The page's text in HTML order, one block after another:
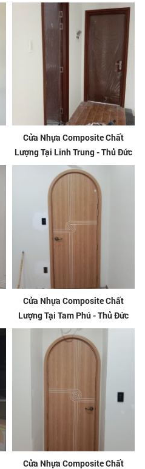
Cửa Nhựa Composite Chất
Lượng Tại Linh Trung - Thủ Đức
Cửa Nhựa Composite Chất
Lượng Tại Tam Phú - Thủ Đức
Cửa Nhựa Composite Chất